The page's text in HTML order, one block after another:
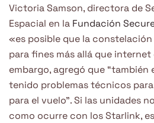
Victoria Samson, directora de
Espacial en la Fundación
«es posible que la
para fines más allá que internet
embargo, agregó que “también
tenido problemas técnicos
para el vuelo”. Si las unidades
como ocurre con los Starlink,